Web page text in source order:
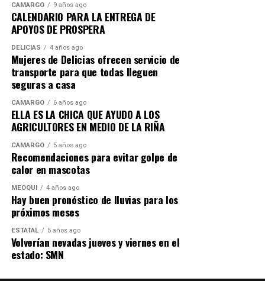
CAMARGO 9 años ago
CALENDARIO PARA LA ENTREGA DE
APOYOS DE PROSPERA
DELICIAS 4 años ago
Mujeres de Delicias ofrecen servicio de
transporte para que todas lleguen
seguras a casa
CAMARGO 6 años ago
ELLA ES LA CHICA QUE AYUDO A LOS
AGRICULTORES EN MEDIO DE LA RIÑA
CAMARGO 5 años ago
Recomendaciones para evitar golpe de
calor en mascotas
MEOQUI 4 años ago
Hay buen pronóstico de lluvias para los
próximos meses
ESTATAL 5 años ago
Volverían nevadas jueves y viernes en el
estado: SMN